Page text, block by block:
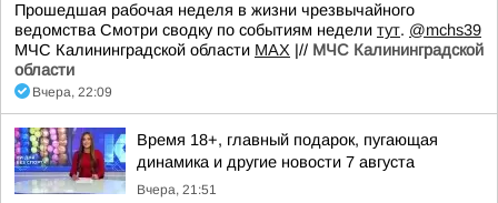
Прошедшая рабочая неделя в жизни чрезвычайного
ведомства Смотри сводку по событиям недели тут. @mchs39
МЧС Калининградской области MAX |// МЧС Калининградской
области
Вчера, 22:09
Время 18+, главный подарок, пугающая
динамика и другие новости 7 августа
Вчера, 21:51